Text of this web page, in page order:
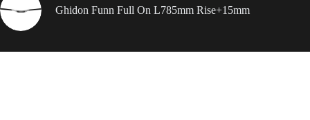
Ghidon Funn Full On L785mm Rise+15mm